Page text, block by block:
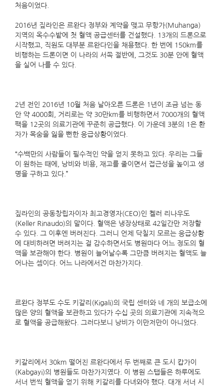
처음이었다.
2016년 짚라인은 르완다 정부와 계약을 맺고 무항가(Muhanga)
지역의 옥수수밭에 첫 혈액 공급센터를 건설했다. 13개의 드론으로
시작했고, 직원도 대부분 르완다인을 채용했다. 한 번에 150km를
비행하는 드론이면 이 나라의 서쪽 절반에, 그것도 30분 안에 혈액
을 실어 나를 수 있다.
2년 전인 2016년 10월 처음 날아오른 드론은 1년이 조금 넘는 동
안 약 4000회, 거리로는 약 30만km를 비행하면서 7000개의 혈액
팩을 12곳의 의료기관에 꾸준히 공급했다. 이 가운데 3분의 1은 환
자가 목숨을 잃을 뻔한 응급상황이었다.
“수백만의 사람들이 필수적인 약을 얻지 못하고 있다. 우리는 그들
이 원하는 때에, 낭비와 비용, 재고를 줄이면서 접근성을 높이고 생
명을 구하고 있다.”
짚라인의 공동창립자이자 최고경영자(CEO)인 켈러 리나우도
(Keller Rinaudo)의 말이다. 혈액은 냉장상태로 42일간만 저장할
수 있다. 그 이후엔 버려진다. 그러니 언제 닥칠지 모르는 응급상황
에 대비하려면 버려지는 걸 감수하면서도 병원마다 어느 정도의 혈
액을 보관해야 한다. 병원이 늘어날수록 그만큼 버려지는 혈액도 늘
어나는 셈이다. 어느 나라에서건 마찬가지다.
르완다 정부도 수도 키갈리(Kigali)의 국립 센터와 네 개의 보급소에
많은 양의 혈액을 보관하고 있다가 수십 곳의 의료기관에 지속적으
로 혈액을 공급해왔다. 그러다보니 낭비가 이만저만이 아니었다.
키갈리에서 30km 떨어진 르완다에서 두 번째로 큰 도시 캅가이
(Kabgayi)의 병원들도 마찬가지였다. 이 병원 스탭들은 하루에도
서너 번씩 혈액을 얻기 위해 키갈리를 다녀와야 했다. 대개 서너 시